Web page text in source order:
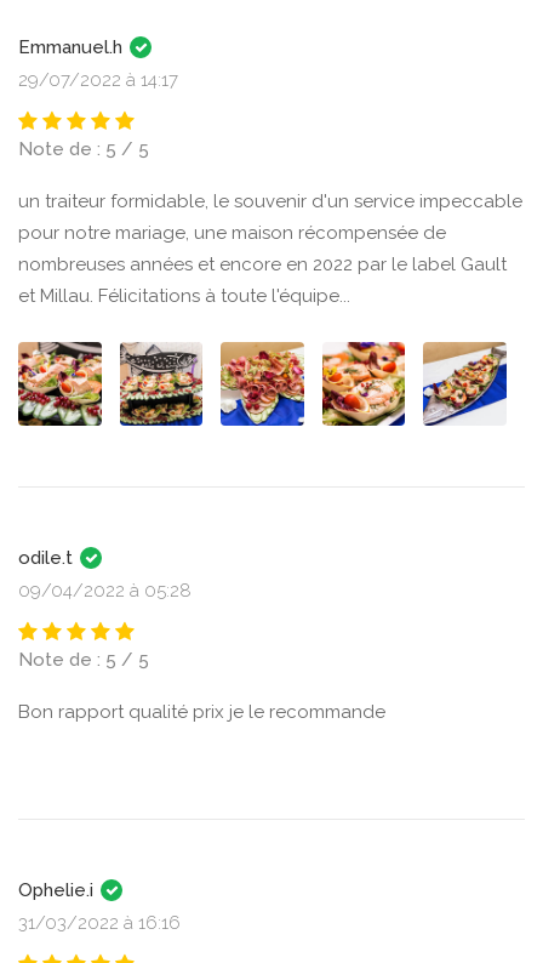
Emmanuel.h
29/07/2022 à 14:17
Note de : 5 / 5
un traiteur formidable, le souvenir d'un service impeccable
pour notre mariage, une maison récompensée de
nombreuses années et encore en 2022 par le label Gault
et Millau. Félicitations à toute l'équipe...
odile.t
09/04/2022 à 05:28
Note de : 5 / 5
Bon rapport qualité prix je le recommande
Ophelie.i
31/03/2022 à 16:16